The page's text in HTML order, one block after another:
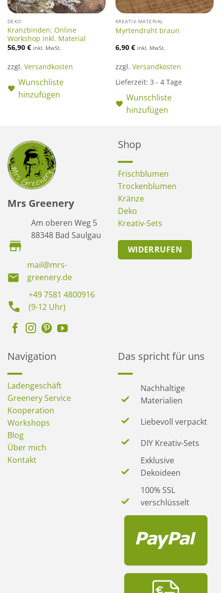
DEKO
Kranzbinden: Online
Workshop inkl. Material
56,90 € inkl. MwSt.
zzgl. Versandkosten
Wunschliste
hinzufügen
KREATIV-MATERIAL
Myrtendraht braun
6,90 € inkl. MwSt.
zzgl. Versandkosten
Lieferzeit: 3 - 4 Tage
Wunschliste
hinzufügen
Mrs Greenery
Am oberen Weg 5
88348 Bad Saulgau
mail@mrs-
greenery.de
+49 7581 4800916
(9-12 Uhr)
Shop
Frischblumen
Trockenblumen
Kränze
Deko
Kreativ-Sets
WIDERRUFEN
Navigation
Ladengeschäft
Greenery Service
Kooperation
Workshops
Blog
Über mich
Kontakt
Das spricht für uns
Nachhaltige
Materialien
Liebevoll verpackt
DIY Kreativ-Sets
Exklusive
Dekoideen
100% SSL
verschlüsselt